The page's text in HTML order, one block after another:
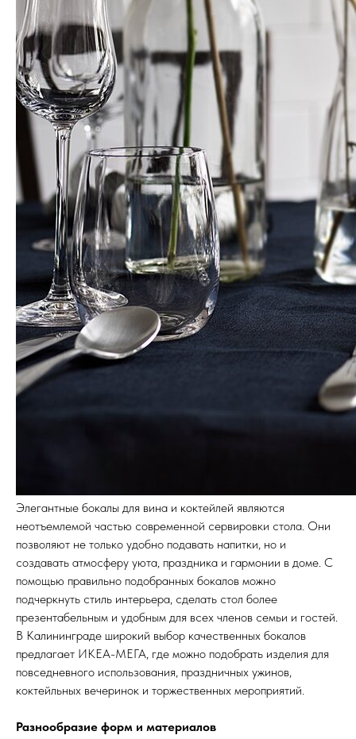
Элегантные бокалы для вина и коктейлей являются
неотъемлемой частью современной сервировки стола. Они
позволяют не только удобно подавать напитки, но и
создавать атмосферу уюта, праздника и гармонии в доме. С
помощью правильно подобранных бокалов можно
подчеркнуть стиль интерьера, сделать стол более
презентабельным и удобным для всех членов семьи и гостей.
В Калининграде широкий выбор качественных бокалов
предлагает ИКЕА-МЕГА, где можно подобрать изделия для
повседневного использования, праздничных ужинов,
коктейльных вечеринок и торжественных мероприятий.
Разнообразие форм и материалов